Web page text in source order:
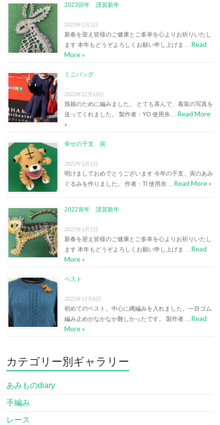
2023卯年 謹賀新年
2023年1月1日
新春を迎え皆様のご健康とご多幸を心よりお祈りいたし
ます 本年もどうぞよろしくお願い申し上げま …Read
More »
ミニバッグ
2022年12月19日
孫娘のために編みました。 とても喜んで、着装の写真を
送ってくれました。 製作者：YO 使用糸 …Read More
»
幸せの干支 寅
2022年1月1日
明けましておめでとうございます 今年の干支、寅のあみ
ぐるみを作りました。 作者：TI 使用糸 …Read More »
2022寅年 謹賀新年
2022年1月1日
新春を迎え皆様のご健康とご多幸を心よりお祈りいたし
ます 本年もどうぞよろしくお願い申し上げま …Read
More »
ベスト
2021年12月6日
初めてのベスト。中心に縄編みを入れました。一目ゴム
編み止めがなかなか難しかったです。 製作者 …Read
More »
カテゴリー別ギャラリー
あみものdiary
手編み
レース